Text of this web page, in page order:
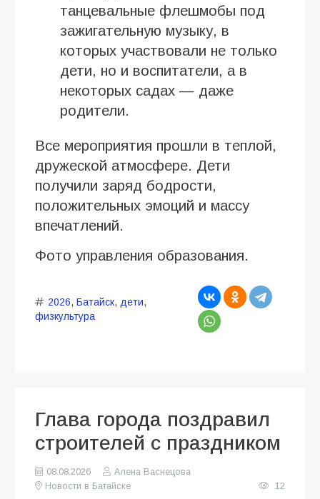
танцевальные флешмобы под
зажигательную музыку, в
которых участвовали не только
дети, но и воспитатели, а в
некоторых садах — даже
родители.
Все мероприятия прошли в теплой,
дружеской атмосфере. Дети
получили заряд бодрости,
положительных эмоций и массу
впечатлений.
Фото управления образования.
2026, Батайск, дети,
физкультура
Глава города поздравил
строителей с праздником
08.08.2026
Алена Васнецова
Новости в Батайске
12